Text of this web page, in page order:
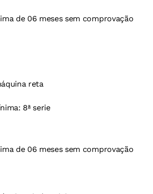
de 06 meses sem comprovação
reta
8ª serie
de 06 meses sem comprovação